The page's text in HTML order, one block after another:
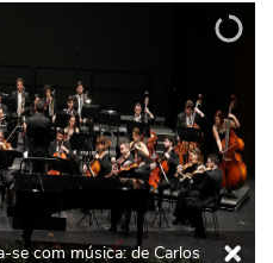
se com música: de Carlos